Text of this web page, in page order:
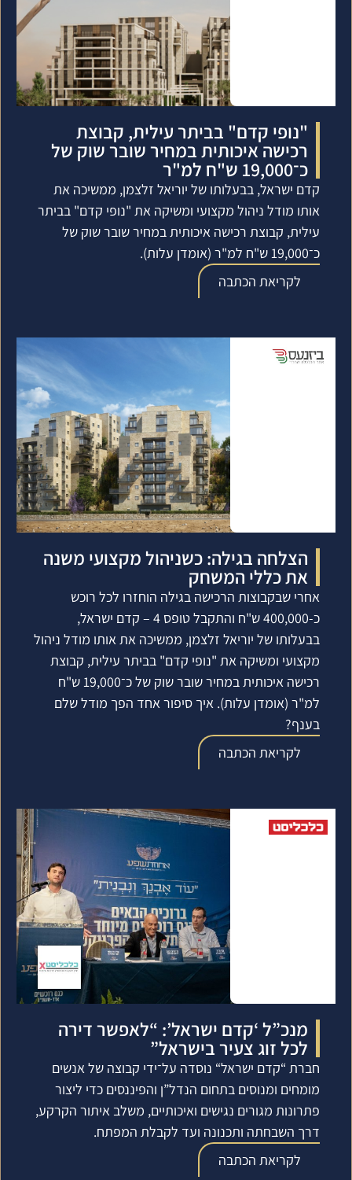
"נופי קדם" בביתר עילית, קבוצת
רכישה איכותית במחיר שובר שוק של
כ־19,000 ש"ח למ"ר
קדם ישראל, בבעלותו של יוריאל זלצמן, ממשיכה את
אותו מודל ניהול מקצועי ומשיקה את "נופי קדם" בביתר
עילית, קבוצת רכישה איכותית במחיר שובר שוק של
כ־19,000 ש"ח למ"ר (אומדן עלות).
לקריאת הכתבה
הצלחה בגילה: כשניהול מקצועי משנה
את כללי המשחק
אחרי שבקבוצות הרכישה בגילה הוחזרו לכל רוכש
כ-400,000 ש"ח והתקבל טופס 4 – קדם ישראל,
בבעלותו של יוריאל זלצמן, ממשיכה את אותו מודל ניהול
מקצועי ומשיקה את "נופי קדם" בביתר עילית, קבוצת
רכישה איכותית במחיר שובר שוק של כ־19,000 ש"ח
למ"ר (אומדן עלות). איך סיפור אחד הפך מודל שלם
בענף?
לקריאת הכתבה
מנכ”ל ‘קדם ישראל’: “לאפשר דירה
לכל זוג צעיר בישראל”
חברת “קדם ישראל“ נוסדה על־ידי קבוצה של אנשים
מומחים ומנוסים בתחום הנדל”ן והפיננסים כדי ליצור
פתרונות מגורים נגישים ואיכותיים, משלב איתור הקרקע,
דרך השבחתה ותכנונה ועד לקבלת המפתח.
לקריאת הכתבה